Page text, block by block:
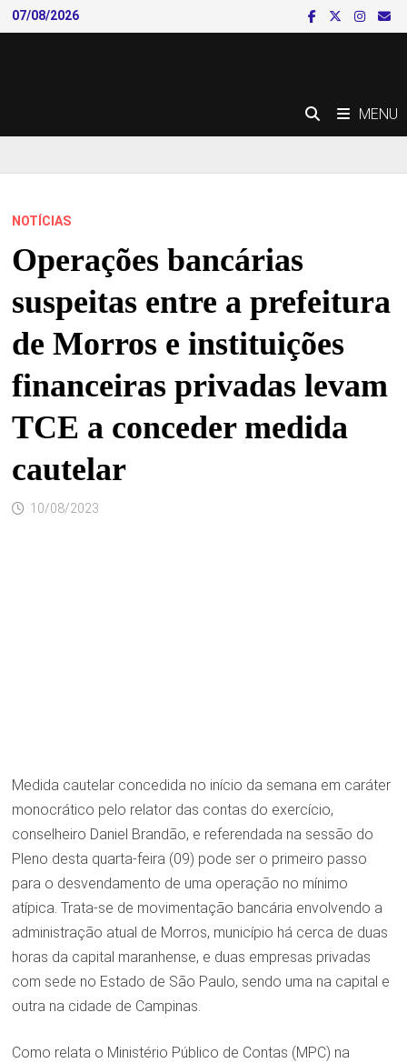
Skip
to
07/08/2026
MENU
NOTÍCIAS
Operações bancárias
suspeitas entre a prefeitura
de Morros e instituições
financeiras privadas levam
TCE a conceder medida
cautelar
10/08/2023
Medida cautelar concedida no início da semana em caráter
monocrático pelo relator das contas do exercício,
conselheiro Daniel Brandão, e referendada na sessão do
Pleno desta quarta-feira (09) pode ser o primeiro passo
para o desvendamento de uma operação no mínimo
atípica. Trata-se de movimentação bancária envolvendo a
administração atual de Morros, município há cerca de duas
horas da capital maranhense, e duas empresas privadas
com sede no Estado de São Paulo, sendo uma na capital e
outra na cidade de Campinas.
Como relata o Ministério Público de Contas (MPC) na